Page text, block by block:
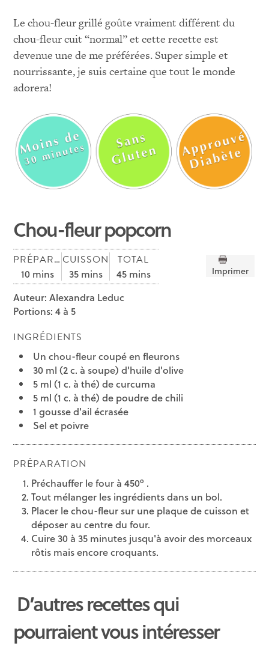
Le chou-fleur grillé goûte vraiment différent du
chou-fleur cuit “normal” et cette recette est
devenue une de me préférées. Super simple et
nourrissante, je suis certaine que tout le monde
adorera!
Chou-fleur popcorn
Imprimer
PRÉPARATION
10 mins
CUISSON
35 mins
TOTAL
45 mins
Auteur:Alexandra Leduc
Portions:4 à 5
INGRÉDIENTS
Un chou-fleur coupé en fleurons
30 ml (2 c. à soupe) d'huile d'olive
5 ml (1 c. à thé) de curcuma
5 ml (1 c. à thé) de poudre de chili
1 gousse d'ail écrasée
Sel et poivre
PRÉPARATION
Préchauffer le four à 450º .
Tout mélanger les ingrédients dans un bol.
Placer le chou-fleur sur une plaque de cuisson et
déposer au centre du four.
Cuire 30 à 35 minutes jusqu'à avoir des morceaux
rôtis mais encore croquants.
D’autres recettes qui
pourraient vous intéresser